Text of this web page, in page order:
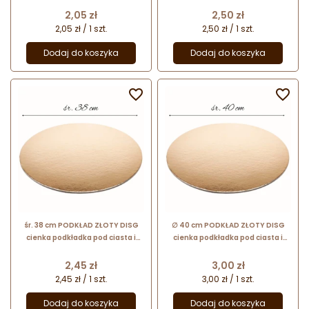
Cena
2,05 zł
2,05 zł / 1 szt.
Dodaj do koszyka
Cena
2,50 zł
2,50 zł / 1 szt.
Dodaj do koszyka
śr. 38 cm PODKŁAD ZŁOTY DISG
cienka podkładka pod ciasta i
Cena
2,45 zł
2,45 zł / 1 szt.
Dodaj do koszyka

∅ 40 cm PODKŁAD ZŁOTY DISG
cienka podkładka pod ciasta i
Cena
3,00 zł
3,00 zł / 1 szt.
Dodaj do koszyka
